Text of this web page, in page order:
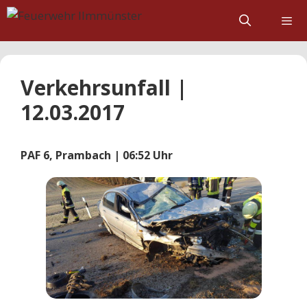
Zum
Inhalt
springen
Verkehrsunfall |
12.03.2017
PAF 6, Prambach | 06:52 Uhr